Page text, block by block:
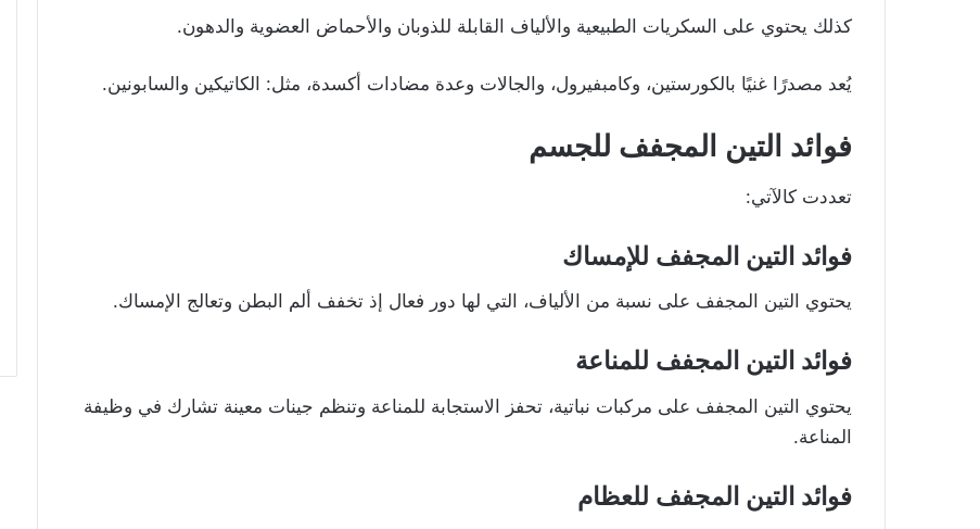
كذلك يحتوي على السكريات الطبيعية والألياف القابلة للذوبان والأحماض العضوية والدهون.
يُعد مصدرًا غنيًا بالكورستين، وكامبفيرول، والجالات وعدة مضادات أكسدة، مثل: الكاتيكين والسابونين.
فوائد التين المجفف للجسم
تعددت كالآتي:
فوائد التين المجفف للإمساك
يحتوي التين المجفف على نسبة من الألياف، التي لها دور فعال إذ تخفف ألم البطن وتعالج الإمساك.
فوائد التين المجفف للمناعة
يحتوي التين المجفف على مركبات نباتية، تحفز الاستجابة للمناعة وتنظم جينات معينة تشارك في وظيفة
المناعة.
فوائد التين المجفف للعظام